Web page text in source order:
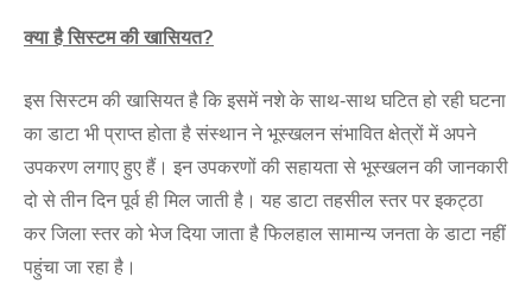
क्या है सिस्टम की खासियत?
इस सिस्टम की खासियत है कि इसमें नशे के साथ-साथ घटित हो रही घटना
का डाटा भी प्राप्त होता है संस्थान ने भूस्खलन संभावित क्षेत्रों में अपने
उपकरण लगाए हुए हैं। इन उपकरणों की सहायता से भूस्खलन की जानकारी
दो से तीन दिन पूर्व ही मिल जाती है। यह डाटा तहसील स्तर पर इकट्ठा
कर जिला स्तर को भेज दिया जाता है फिलहाल सामान्य जनता के डाटा नहीं
पहुंचा जा रहा है।